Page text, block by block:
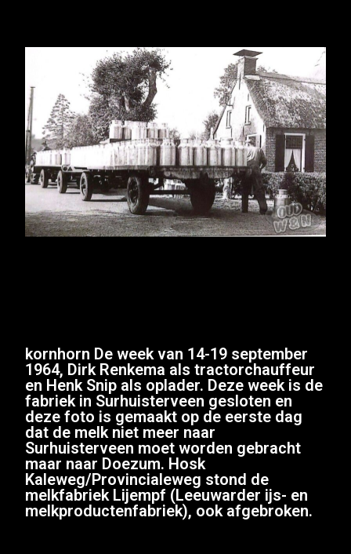
kornhorn De week van 14-19 september
1964, Dirk Renkema als tractorchauffeur
en Henk Snip als oplader. Deze week is de
fabriek in Surhuisterveen gesloten en
deze foto is gemaakt op de eerste dag
dat de melk niet meer naar
Surhuisterveen moet worden gebracht
maar naar Doezum. Hosk
Kaleweg/Provincialeweg stond de
melkfabriek Lijempf (Leeuwarder ijs- en
melkproductenfabriek), ook afgebroken.